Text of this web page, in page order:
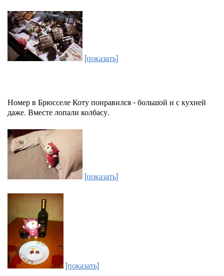
[показать]
Номер в Брюсселе Коту понравился - большой и с кухней
даже. Вместе лопали колбасу.
[показать]
[показать]